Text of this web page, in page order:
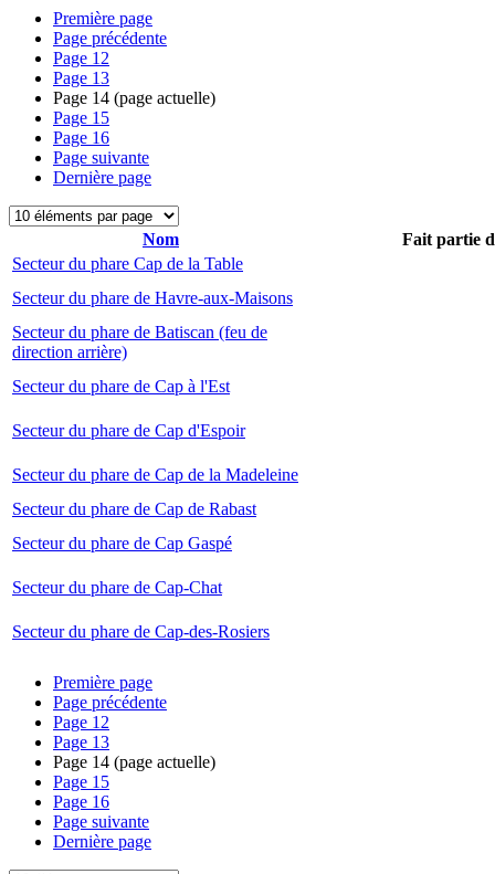
Première page
Page précédente
Page 12
Page 13
Page 14 (page actuelle)
Page 15
Page 16
Page suivante
Dernière page
Nom
Fait partie
Secteur du phare Cap de la Table
Secteur du phare de Havre-aux-Maisons
Secteur du phare de Batiscan (feu de
direction arrière)
Secteur du phare de Cap à l'Est
Secteur du phare de Cap d'Espoir
Secteur du phare de Cap de la Madeleine
Secteur du phare de Cap de Rabast
Secteur du phare de Cap Gaspé
Secteur du phare de Cap-Chat
Secteur du phare de Cap-des-Rosiers
Première page
Page précédente
Page 12
Page 13
Page 14 (page actuelle)
Page 15
Page 16
Page suivante
Dernière page